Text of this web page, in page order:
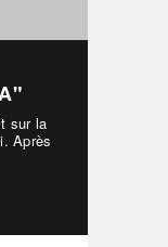
sur la
Après